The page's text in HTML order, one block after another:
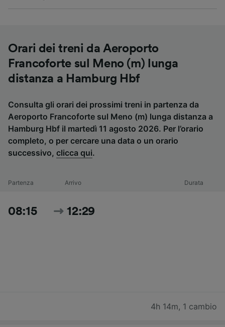
Orari dei treni da Aeroporto
Francoforte sul Meno (m) lunga
distanza a Hamburg Hbf
Consulta gli orari dei prossimi treni in partenza da
Aeroporto Francoforte sul Meno (m) lunga distanza a
Hamburg Hbf il martedì 11 agosto 2026. Per l’orario
completo, o per cercare una data o un orario
successivo, clicca qui.
Partenza Arrivo Durata
08:15 12:29
4h 14m, 1 cambio